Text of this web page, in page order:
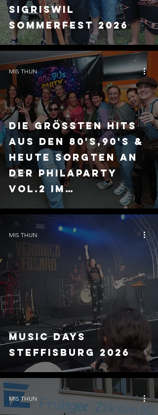
Sigriswil
Sommerfest 2026
Die grössten Hits
aus den 80's,90's &
heute sorgten an
der PHILAPARTY
VOL.2 im
Partylokal
Wendelsee wieder
für Partystimmung
pur
MIS THUN
Music Days
Steffisburg 2026
MIS THUN
MIS THUN